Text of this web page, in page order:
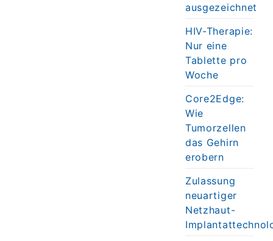
ausgezeichnet
HIV-Therapie:
Nur eine
Tablette pro
Woche
Core2Edge:
Wie
Tumorzellen
das Gehirn
erobern
Zulassung
neuartiger
Netzhaut-